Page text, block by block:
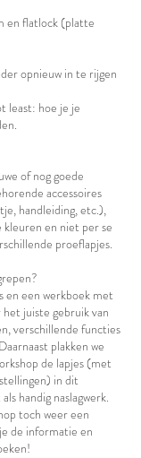
en flatlock (platte
opnieuw in te rijgen
least: hoe je je
of nog goede
accessoires
handleiding, etc.),
en niet per se
proeflapjes.
en een werkboek met
juiste gebruik van
verschillende functies
plakken we
de lapjes (met
in dit
handig naslagwerk.
toch weer een
de informatie en